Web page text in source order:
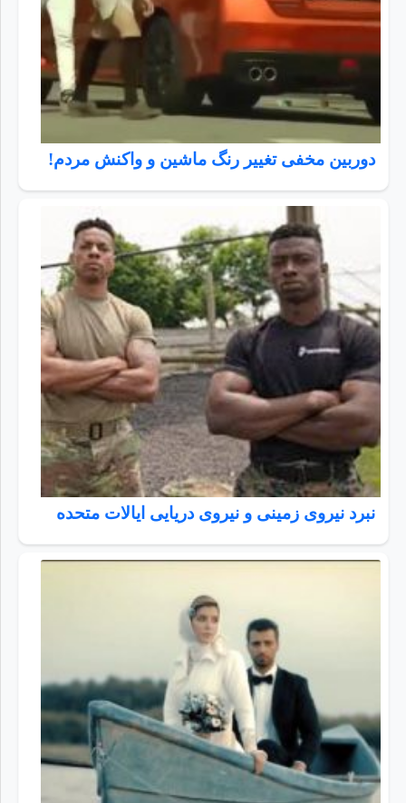
دوربین مخفی تغییر رنگ ماشین و واکنش مردم!
نبرد نیروی زمینی و نیروی دریایی ایالات متحده